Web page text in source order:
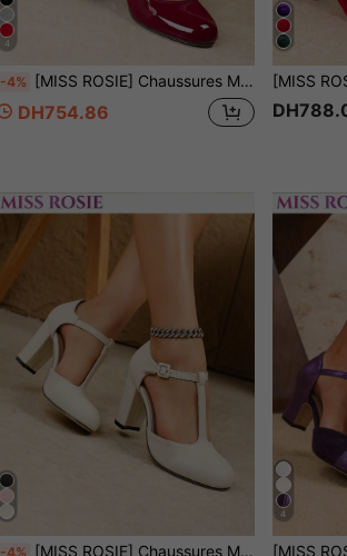
4
-4% [MISS ROSIE] Chaussures Mary Jane à talons hauts élégantes et à la mode pour femmes, bride en T, nœud, double bride, bout rond, empeigne basse, talon épais, confortables, souples, non fatigantes, style nouveau printemps-été, chaussures de mariée, chaussures d'été à succès, vacances, étiquette d'affaires, rentrée scolaire, sport, Mary Jane, chaussures de mariage sur une île, chaussures de navette, style Y2K millénaire, style célébrité Internet, petite taille, augmentant la hauteur, vintage français, super talons hauts
DH754.86
-4%
[MISS ROSIE] Chaussures Mary Jane élégantes et à la mode pour femmes, à talons hauts, à bride en T, bout rond, empiècement bas, talon épais, confortables, souples et non fatigantes, rose, beige, noir, nouveau style printemps-été, chaussures de mariée, d'été, flash, vacances, étiquette professionnelle, rentrée scolaire, sport, Mary Jane, mariage sur une île, chaussures de trajet, style Y2K millénaire, style célébrité Internet, petite taille, rehaussantes, vintage français, talons ultra hauts
4